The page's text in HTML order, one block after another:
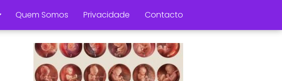
Quem Somos Privacidade Contacto